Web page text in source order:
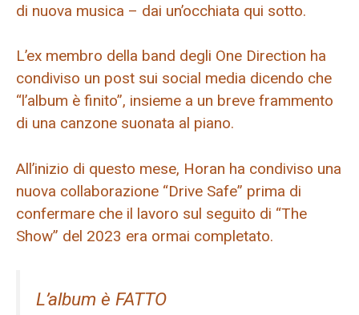
di nuova musica – dai un’occhiata qui sotto.
L’ex membro della band degli One Direction ha
condiviso un post sui social media dicendo che
“l’album è finito”, insieme a un breve frammento
di una canzone suonata al piano.
All’inizio di questo mese, Horan ha condiviso una
nuova collaborazione “Drive Safe” prima di
confermare che il lavoro sul seguito di “The
Show” del 2023 era ormai completato.
L’album è FATTO